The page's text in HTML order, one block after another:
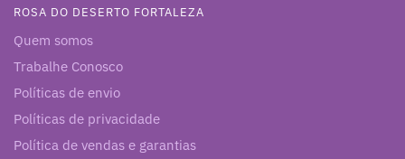
ROSA DO DESERTO FORTALEZA
Quem somos
Trabalhe Conosco
Políticas de envio
Políticas de privacidade
Política de vendas e garantias